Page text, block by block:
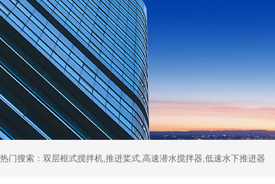
热门搜索：双层框式搅拌机,推进桨式,高速潜水搅拌器,低速水下推进器